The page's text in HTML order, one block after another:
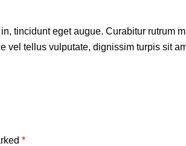
tincidunt eget augue. Curabitur rutrum
tellus vulputate, dignissim turpis sit
*